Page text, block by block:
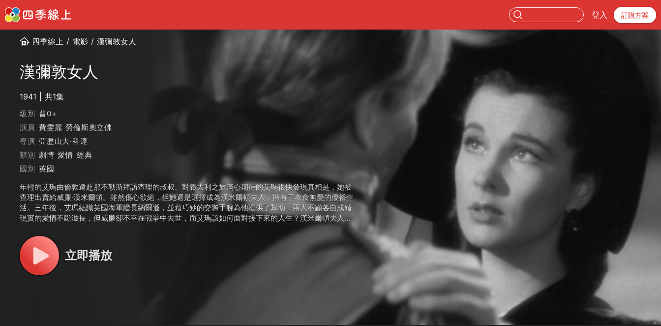
登入 訂購方案
四季線上 / 電影 / 漢彌敦女人
漢彌敦女人
1941 共1集
級別 普0+
演員 費雯麗 勞倫斯奧立佛
導演 亞歷山大·科達
類別 劇情 愛情 經典
國別 英國
年輕的艾瑪由倫敦遠赴那不勒斯拜訪查理的叔叔。對義大利之旅滿心期待的艾瑪很快發現真相是，她被
查理出賣給威廉‧漢米爾頓。雖然傷心欲絕，但她還是選擇成為漢米爾頓夫人，擁有了衣食無憂的優裕生
活。三年後，艾瑪結識英國海軍艦長納爾遜，並藉巧妙的交際手腕為他提供了幫助，兩人不顧各自成婚
現實的愛情不斷滋長，但威廉卻不幸在戰爭中去世，而艾瑪該如何面對接下來的人生？漢米爾頓夫人
(LadyHamilton)：那不勒斯的交際花，全歐洲男人的夢中情人，作為將軍的情婦而名流青史。
立即播放